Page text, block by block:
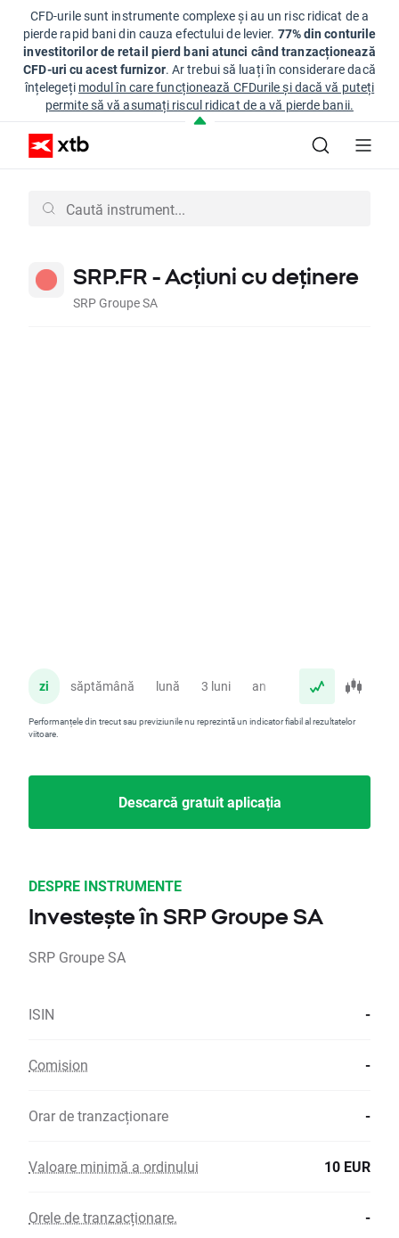
CFD-urile sunt instrumente complexe și au un risc ridicat de a
pierde rapid bani din cauza efectului de levier. 77% din conturile
investitorilor de retail pierd bani atunci când tranzacționează
CFD-uri cu acest furnizor. Ar trebui să luați în considerare dacă
înțelegeți modul în care funcționează CFDurile și dacă vă puteți
permite să vă asumați riscul ridicat de a vă pierde banii.
SRP.FR - Acțiuni cu deținere
SRP Groupe SA
zi săptămână lună 3 luni an
Performanțele din trecut sau previziunile nu reprezintă un indicator fiabil al rezultatelor
viitoare.
Descarcă gratuit aplicația
DESPRE INSTRUMENTE
Investește în SRP Groupe SA
SRP Groupe SA
ISIN -
Comision -
Orar de tranzacționare -
Valoare minimă a ordinului 10 EUR
Orele de tranzacționare. -